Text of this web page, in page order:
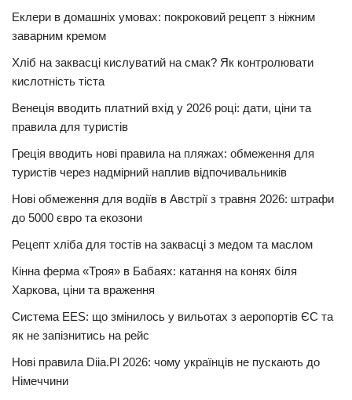
Еклери в домашніх умовах: покроковий рецепт з ніжним
заварним кремом
Хліб на заквасці кислуватий на смак? Як контролювати
кислотність тіста
Венеція вводить платний вхід у 2026 році: дати, ціни та
правила для туристів
Греція вводить нові правила на пляжах: обмеження для
туристів через надмірний наплив відпочивальників
Нові обмеження для водіїв в Австрії з травня 2026: штрафи
до 5000 євро та екозони
Рецепт хліба для тостів на заквасці з медом та маслом
Кінна ферма «Троя» в Бабаях: катання на конях біля
Харкова, ціни та враження
Система EES: що змінилось у вильотах з аеропортів ЄС та
як не запізнитись на рейс
Нові правила Diia.Pl 2026: чому українців не пускають до
Німеччини